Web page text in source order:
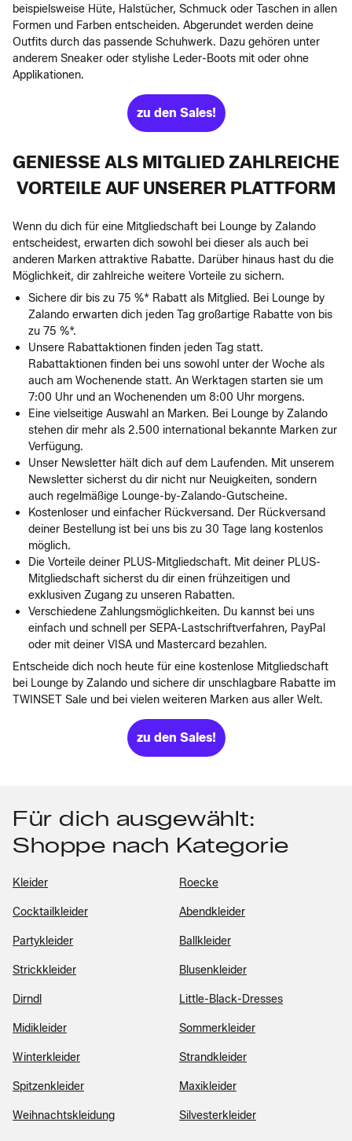
beispielsweise Hüte, Halstücher, Schmuck oder Taschen in allen
Formen und Farben entscheiden. Abgerundet werden deine
Outfits durch das passende Schuhwerk. Dazu gehören unter
anderem Sneaker oder stylishe Leder-Boots mit oder ohne
Applikationen.
zu den Sales!
GENIESSE ALS MITGLIED ZAHLREICHE V
ORTEILE AUF UNSERER PLATTFORM
Wenn du dich für eine Mitgliedschaft bei Lounge by Zalando
entscheidest, erwarten dich sowohl bei dieser als auch bei
anderen Marken attraktive Rabatte. Darüber hinaus hast du die
Möglichkeit, dir zahlreiche weitere Vorteile zu sichern.
Sichere dir bis zu 75 %* Rabatt als Mitglied. Bei Lounge by
Zalando erwarten dich jeden Tag großartige Rabatte von bis
zu 75 %*.
Unsere Rabattaktionen finden jeden Tag statt.
Rabattaktionen finden bei uns sowohl unter der Woche als
auch am Wochenende statt. An Werktagen starten sie um
7:00 Uhr und an Wochenenden um 8:00 Uhr morgens.
Eine vielseitige Auswahl an Marken. Bei Lounge by Zalando
stehen dir mehr als 2.500 international bekannte Marken zur
Verfügung.
Unser Newsletter hält dich auf dem Laufenden. Mit unserem
Newsletter sicherst du dir nicht nur Neuigkeiten, sondern
auch regelmäßige Lounge-by-Zalando-Gutscheine.
Kostenloser und einfacher Rückversand. Der Rückversand
deiner Bestellung ist bei uns bis zu 30 Tage lang kostenlos
möglich.
Die Vorteile deiner PLUS-Mitgliedschaft. Mit deiner PLUS-
Mitgliedschaft sicherst du dir einen frühzeitigen und
exklusiven Zugang zu unseren Rabatten.
Verschiedene Zahlungsmöglichkeiten. Du kannst bei uns
einfach und schnell per SEPA-Lastschriftverfahren, PayPal
oder mit deiner VISA und Mastercard bezahlen.
Entscheide dich noch heute für eine kostenlose Mitgliedschaft
bei Lounge by Zalando und sichere dir unschlagbare Rabatte im
TWINSET Sale und bei vielen weiteren Marken aus aller Welt.
zu den Sales!
Für dich ausgewählt:
Shoppe nach Kategorie
Kleider Roecke
Cocktailkleider Abendkleider
Partykleider Ballkleider
Strickkleider Blusenkleider
Dirndl Little-Black-Dresses
Midikleider Sommerkleider
Winterkleider Strandkleider
Spitzenkleider Maxikleider
Weihnachtskleidung Silvesterkleider